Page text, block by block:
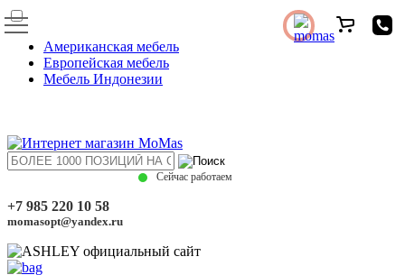
Американская мебель
Европейская мебель
Мебель Индонезии
Сейчас работаем
+7 985 220 10 58
momasopt@yandex.ru